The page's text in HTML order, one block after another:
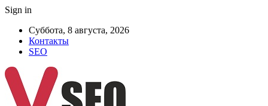
Sign in
Суббота, 8 августа, 2026
Контакты
SEO